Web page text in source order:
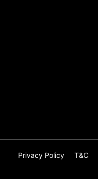
Privacy Policy T&C